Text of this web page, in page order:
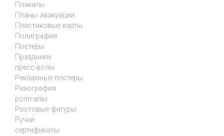
Плакаты
Планы эвакуации
Пластиковые карты
Полиграфия
Постеры
Праздники
пресс-волы
Рекламные постеры
Ризография
ролл-апы
Ростовые фигуры
Ручки
сертификаты